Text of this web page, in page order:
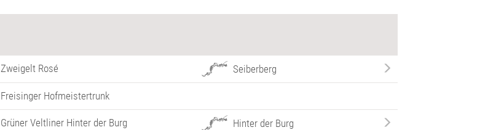
Zweigelt Rosé Seiberberg
Freisinger Hofmeistertrunk
Grüner Veltliner Hinter der Burg Hinter der Burg